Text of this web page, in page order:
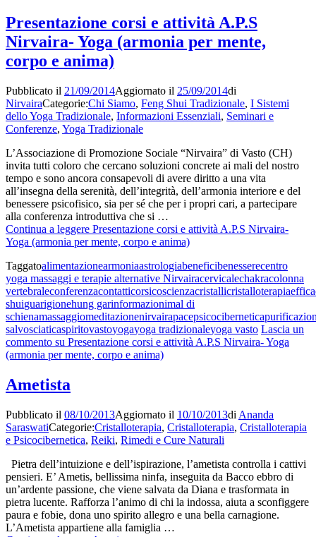
Presentazione corsi e attività A.P.S
Nirvaira- Yoga (armonia per mente,
corpo e anima)
Pubblicato il 21/09/2014Aggiornato il 25/09/2014di
NirvairaCategorie:Chi Siamo, Feng Shui Tradizionale, I Sistemi
dello Yoga Tradizionale, Informazioni Essenziali, Seminari e
Conferenze, Yoga Tradizionale
L’Associazione di Promozione Sociale “Nirvaira” di Vasto (CH)
invita tutti coloro che cercano soluzioni concrete ai mali del nostro
tempo e sono ancora consapevoli di avere diritto a una vita
all’insegna della serenità, dell’integrità, dell’armonia interiore e del
benessere psicofisico, sia per sé che per i propri cari, a partecipare
alla conferenza introduttiva che si …
Continua a leggere Presentazione corsi e attività A.P.S Nirvaira-
Yoga (armonia per mente, corpo e anima)
Taggatoalimentazionearmoniaastrologiabeneficibenesserecentro
yoga massaggi e terapie alternative Nirvairacervicalechakracolonna
vertebraleconferenzacontatticorsicoscienzacristallicristalloterapia
shuiguarigionehung garinformazionimal di
schienamassaggiomeditazionenirvairapacepsicocibernetica
salvosciaticaspiritovastoyogayoga tradizionaleyoga vasto Lascia un
commento su Presentazione corsi e attività A.P.S Nirvaira- Yoga
(armonia per mente, corpo e anima)
Ametista
Pubblicato il 08/10/2013Aggiornato il 10/10/2013di Ananda
SaraswatiCategorie:Cristalloterapia, Cristalloterapia, Cristalloterapia
e Psicocibernetica, Reiki, Rimedi e Cure Naturali
Pietra dell’intuizione e dell’ispirazione, l’ametista controlla i cattivi
pensieri. E’ Ametis, bellissima ninfa, inseguita da Bacco ebbro di
un’ardente passione, che viene salvata da Diana e trasformata in
pietra lucente. Rafforza l’animo di chi la indossa, aiuta a sconfiggere
paura e fobie, dona uno spirito allegro e una bella carnagione.
L’Ametista appartiene alla famiglia …